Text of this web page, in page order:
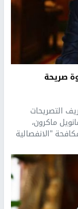
صريحة
التصريحات
ماكرون،
"الانفصالية